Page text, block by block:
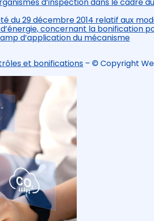
du 29 décembre 2014 relatif aux
concernant la bonification
d’application du mécanisme
et bonifications – © Copyright